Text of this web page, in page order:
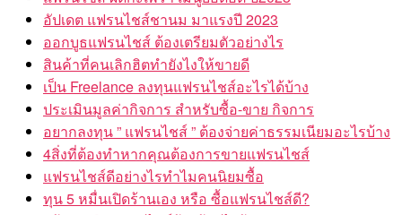
อัปเดต แฟรนไชส์ชานม มาแรงปี 2023
ออกบูธแฟรนไชส์ ต้องเตรียมตัวอย่างไร
สินค้าที่คนเลิกฮิตทำยังไงให้ขายดี
เป็น Freelance ลงทุนแฟรนไชส์อะไรได้บ้าง
ประเมินมูลค่ากิจการ สำหรับซื้อ-ขาย กิจการ
อยากลงทุน ” แฟรนไชส์ ” ต้องจ่ายค่าธรรมเนียมอะไรบ้าง
4สิ่งที่ต้องทำหากคุณต้องการขายแฟรนไชส์
แฟรนไชส์ดีอย่างไรทำไมคนนิยมซื้อ
ทุน 5 หมื่นเปิดร้านเอง หรือ ซื้อแฟรนไชส์ดี?